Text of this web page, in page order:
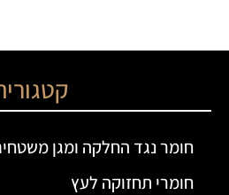
קטגוריה
חומר נגד החלקה ומגן משטחים
חומרי תחזוקה לעץ